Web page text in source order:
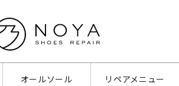
オールソール リペアメニュー